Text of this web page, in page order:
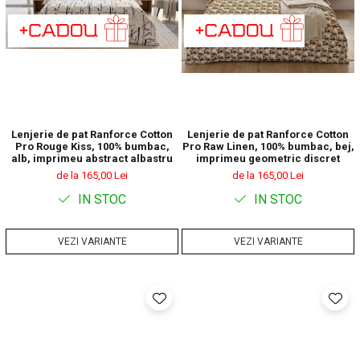
Lenjerie de pat Ranforce Cotton
Pro Rouge Kiss, 100% bumbac,
alb, imprimeu abstract albastru
de la 165,00 Lei
IN STOC
VEZI VARIANTE
Lenjerie de pat Ranforce Cotton
Pro Raw Linen, 100% bumbac, bej,
imprimeu geometric discret
de la 165,00 Lei
IN STOC
VEZI VARIANTE